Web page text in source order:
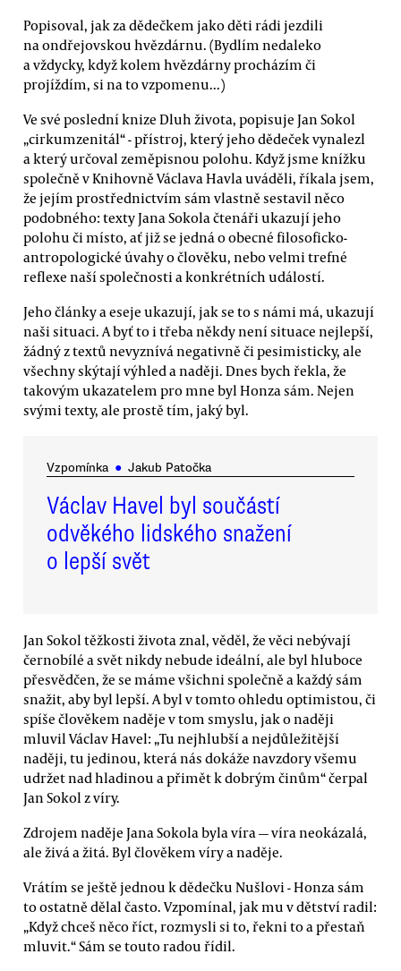
Popisoval, jak za dědečkem jako děti rádi jezdili
na ondřejovskou hvězdárnu. (Bydlím nedaleko
a vždycky, když kolem hvězdárny procházím či
projíždím, si na to vzpomenu...)
Ve své poslední knize Dluh života, popisuje Jan Sokol
„cirkumzenitál“ - přístroj, který jeho dědeček vynalezl
a který určoval zeměpisnou polohu. Když jsme knížku
společně v Knihovně Václava Havla uváděli, říkala jsem,
že jejím prostřednictvím sám vlastně sestavil něco
podobného: texty Jana Sokola čtenáři ukazují jeho
polohu či místo, ať již se jedná o obecné filosoficko-
antropologické úvahy o člověku, nebo velmi trefné
reflexe naší společnosti a konkrétních událostí.
Jeho články a eseje ukazují, jak se to s námi má, ukazují
naši situaci. A byť to i třeba někdy není situace nejlepší,
žádný z textů nevyznívá negativně či pesimisticky, ale
všechny skýtají výhled a naději. Dnes bych řekla, že
takovým ukazatelem pro mne byl Honza sám. Nejen
svými texty, ale prostě tím, jaký byl.
Vzpomínka ● Jakub Patočka
Václav Havel byl součástí
odvěkého lidského snažení
o lepší svět
Jan Sokol těžkosti života znal, věděl, že věci nebývají
černobílé a svět nikdy nebude ideální, ale byl hluboce
přesvědčen, že se máme všichni společně a každý sám
snažit, aby byl lepší. A byl v tomto ohledu optimistou, či
spíše člověkem naděje v tom smyslu, jak o naději
mluvil Václav Havel: „Tu nejhlubší a nejdůležitější
naději, tu jedinou, která nás dokáže navzdory všemu
udržet nad hladinou a přimět k dobrým činům“ čerpal
Jan Sokol z víry.
Zdrojem naděje Jana Sokola byla víra — víra neokázalá,
ale živá a žitá. Byl člověkem víry a naděje.
Vrátím se ještě jednou k dědečku Nušlovi - Honza sám
to ostatně dělal často. Vzpomínal, jak mu v dětství radil:
„Když chceš něco říct, rozmysli si to, řekni to a přestaň
mluvit.“ Sám se touto radou řídil.